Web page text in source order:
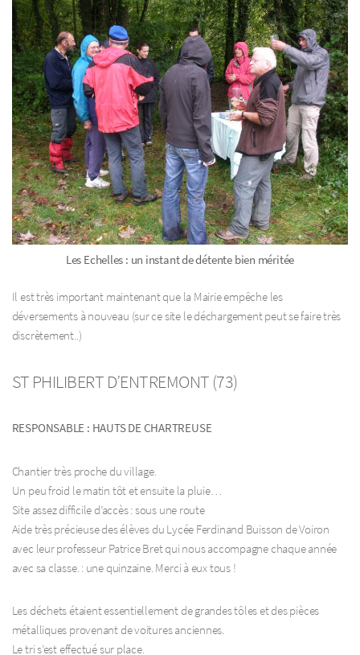
Les Echelles : un instant de détente bien méritée
Il est très important maintenant que la Mairie empêche les
déversements à nouveau (sur ce site le déchargement peut se faire très
discrètement..)
ST PHILIBERT D’ENTREMONT (73)
RESPONSABLE : HAUTS DE CHARTREUSE
Chantier très proche du village.
Un peu froid le matin tôt et ensuite la pluie…
Site assez difficile d’accès : sous une route
Aide très précieuse des élèves du Lycée Ferdinand Buisson de Voiron
avec leur professeur Patrice Bret qui nous accompagne chaque année
avec sa classe. : une quinzaine. Merci à eux tous !
Les déchets étaient essentiellement de grandes tôles et des pièces
métalliques provenant de voitures anciennes.
Le tri s’est effectué sur place.